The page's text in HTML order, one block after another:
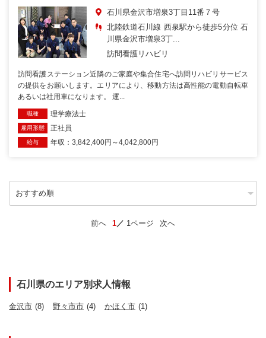
石川県金沢市増泉3丁目11番７号
北陸鉄道石川線 西泉駅から徒歩5分位 石
川県金沢市増泉3丁...
訪問看護リハビリ
訪問看護ステーション近隣のご家庭や集合住宅へ訪問リハビリサービス
の提供をお願いします。エリアにより、移動方法は高性能の電動自転車
あるいは社用車になります。 運...
職種 理学療法士
雇用形態 正社員
給与 年収：3,842,400円～4,042,800円
前へ 1 1ページ 次へ
石川県のエリア別求人情報
金沢市 (8) 野々市市 (4) かほく市 (1)